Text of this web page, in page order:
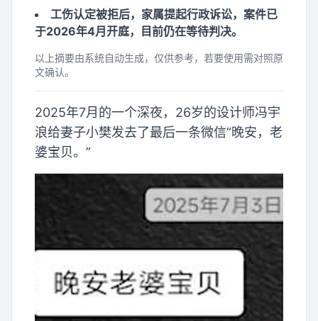
工伤认定被拒后，家属提起行政诉讼，案件已
于2026年4月开庭，目前仍在等待判决。
以上摘要由系统自动生成，仅供参考，若要使用需对照原
文确认。
2025年7月的一个深夜，26岁的设计师冯宇
浪给妻子小樊发去了最后一条微信“晚安，老
婆宝贝。”